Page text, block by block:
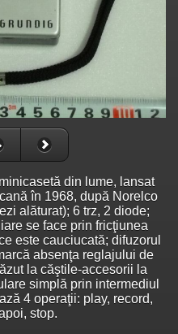
din lume, lansat
în 1968, după Norelco
alăturat); 6 trz, 2 diode;
se face prin fricţiunea
este cauciucată; difuzorul
absenţa reglajului de
la căştile-accesorii la
simplă prin intermediul
4 operaţii: play, record,
stop.